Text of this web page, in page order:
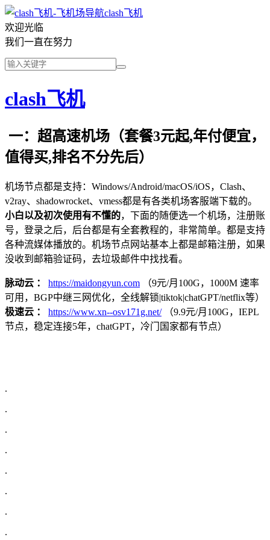
clash飞机
欢迎光临
我们一直在努力
clash飞机
一：超高速机场（套餐3元起,年付便宜，
值得买,排名不分先后）
机场节点都是支持：Windows/Android/macOS/iOS，Clash、
v2ray、shadowrocket、vmess都是有各类机场客服端下载的。
小白以及初次使用有不懂的，下面的随便选一个机场，注册账
号，登录之后，后台都是有全套教程的，非常简单。都是支持
各种流媒体播放的。机场节点网站基本上都是邮箱注册，如果
没收到邮箱验证码，去垃圾邮件中找找看。
脉动云 ： https://maidongyun.com （9元/月100G，1000M 速率
可用，BGP中继三网优化，全线解锁|tiktok|chatGPT/netflix等）
极速云 ：
https://www.xn--osv171g.net/（9.9元/月100G，IEPL
节点，稳定连接5年，chatGPT，冷门国家都有节点）
.
.
.
.
.
.
.
.